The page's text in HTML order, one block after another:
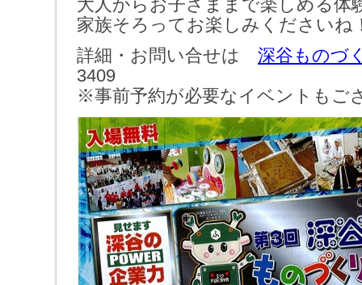
大人からお子さままで楽しめる体
家族そろってお楽しみくださいね
詳細・お問い合せは 深谷ものづ
3409
※事前予約が必要なイベントもご